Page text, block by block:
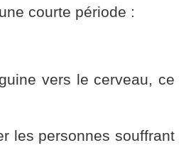
courte période :
vers le cerveau, ce
les personnes souffrant